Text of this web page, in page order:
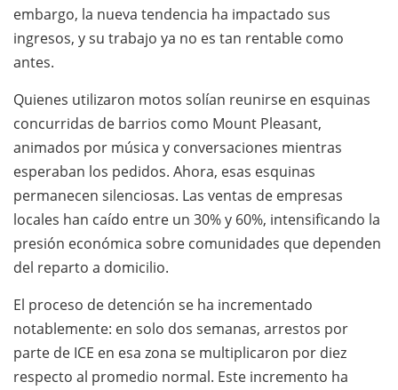
embargo, la nueva tendencia ha impactado sus
ingresos, y su trabajo ya no es tan rentable como
antes.
Quienes utilizaron motos solían reunirse en esquinas
concurridas de barrios como Mount Pleasant,
animados por música y conversaciones mientras
esperaban los pedidos. Ahora, esas esquinas
permanecen silenciosas. Las ventas de empresas
locales han caído entre un 30% y 60%, intensificando la
presión económica sobre comunidades que dependen
del reparto a domicilio.
El proceso de detención se ha incrementado
notablemente: en solo dos semanas, arrestos por
parte de ICE en esa zona se multiplicaron por diez
respecto al promedio normal. Este incremento ha